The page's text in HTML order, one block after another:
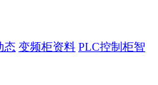
态 变频柜资料 PLC控制柜智